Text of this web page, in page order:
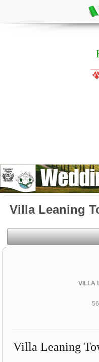
Villa Leaning
VILLA
Villa Leaning